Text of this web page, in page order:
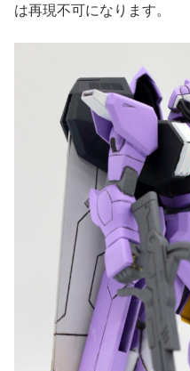
は再現不可になります。